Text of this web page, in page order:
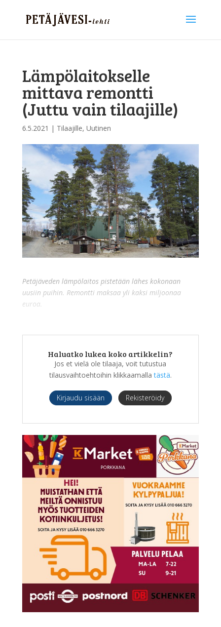
Lämpölaitokselle
mittava remontti
(Juttu vain tilaajille)
6.5.2021 | Tilaajille, Uutinen
Petäjäveden lämpölaitos pistetään lähes kokonaan
uusiin puihin. Remontti maksaa yli kaksi miljoonaa
euroa.
Haluatko lukea koko artikkelin?
Jos et vielä ole tilaaja, voit tutustua
tilausvaihtoehtoihin klikkaamallatästä.
Kirjaudu sisään Rekisteröidy